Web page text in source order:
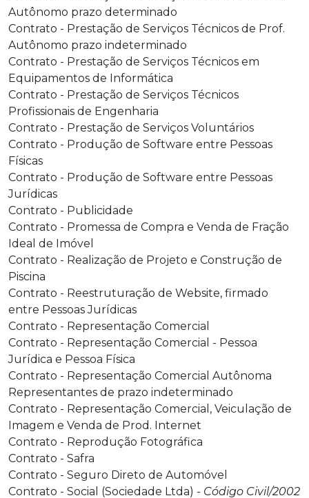
Autônomo prazo determinado
Contrato - Prestação de Serviços Técnicos de Prof.
Autônomo prazo indeterminado
Contrato - Prestação de Serviços Técnicos em
Equipamentos de Informática
Contrato - Prestação de Serviços Técnicos
Profissionais de Engenharia
Contrato - Prestação de Serviços Voluntários
Contrato - Produção de Software entre Pessoas
Físicas
Contrato - Produção de Software entre Pessoas
Jurídicas
Contrato - Publicidade
Contrato - Promessa de Compra e Venda de Fração
Ideal de Imóvel
Contrato - Realização de Projeto e Construção de
Piscina
Contrato - Reestruturação de Website, firmado
entre Pessoas Jurídicas
Contrato - Representação Comercial
Contrato - Representação Comercial - Pessoa
Jurídica e Pessoa Física
Contrato - Representação Comercial Autônoma
Representantes de prazo indeterminado
Contrato - Representação Comercial, Veiculação de
Imagem e Venda de Prod. Internet
Contrato - Reprodução Fotográfica
Contrato - Safra
Contrato - Seguro Direto de Automóvel
Contrato - Social (Sociedade Ltda) - Código Civil/2002